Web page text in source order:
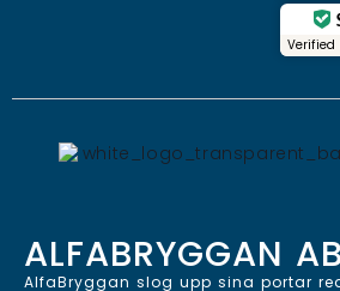
Verified
ALFABRYGGAN AB
AlfaBryggan slog upp sina portar